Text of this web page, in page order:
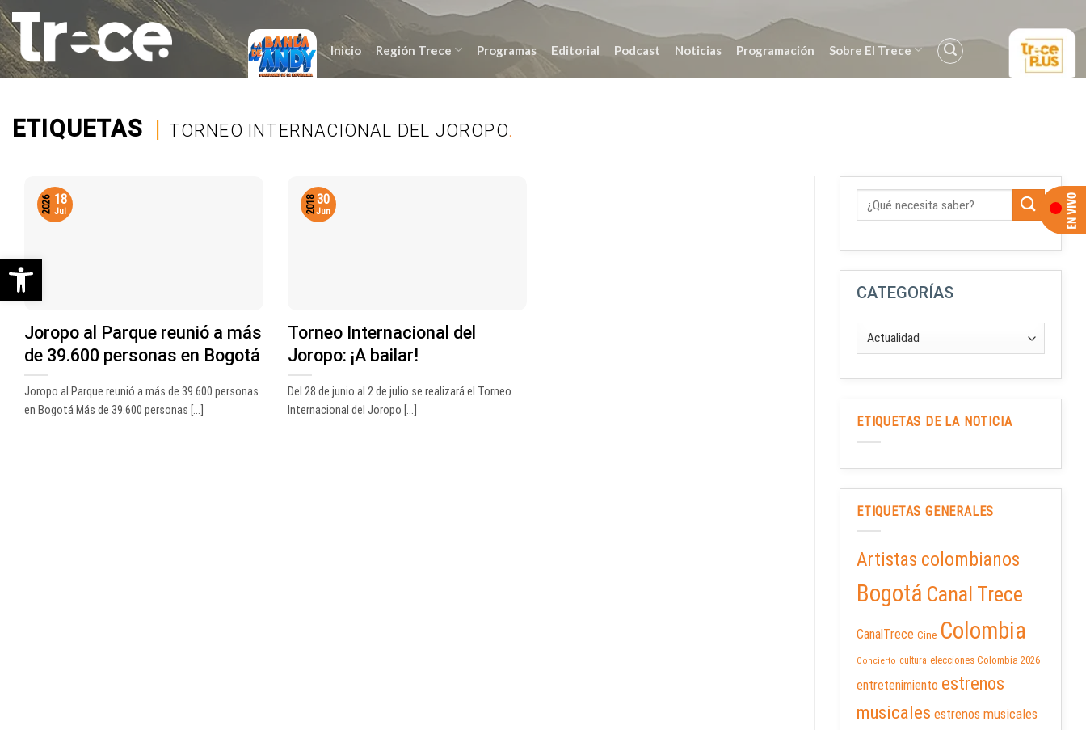
Saltar
al
contenido
Inicio Región Trece Programas Editorial Podcast Noticias Programación Sobre El Trece
ETIQUETAS | TORNEO INTERNACIONAL DEL JOROPO.
Joropo al Parque reunió a más
de 39.600 personas en Bogotá
Joropo al Parque reunió a más de 39.600 personas
en Bogotá Más de 39.600 personas [...]
18
Jul
2026
Torneo Internacional del
Joropo: ¡A bailar!
Del 28 de junio al 2 de julio se realizará el Torneo
Internacional del Joropo [...]
30
Jun
2018
CATEGORÍAS
ETIQUETAS DE LA NOTICIA
ETIQUETAS GENERALES
Artistas colombianos
Bogotá Canal Trece
CanalTrece Cine Colombia
Concierto cultura elecciones Colombia 2026
entretenimiento estrenos
musicales estrenos musicales
Abrir barra de herramientas